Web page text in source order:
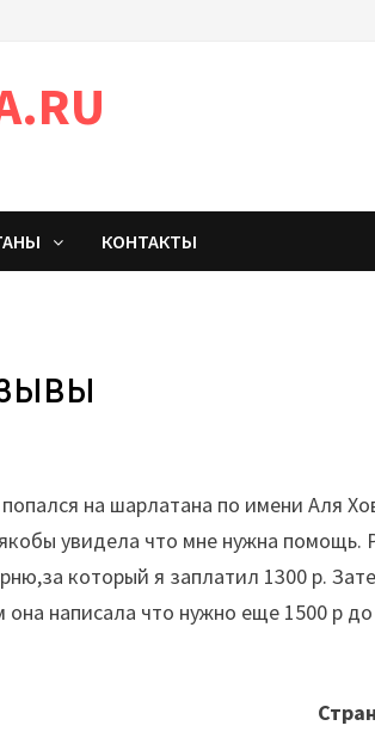
КОНТАКТЫ
на шарлатана по имени Аля
увидела что мне нужна помощь.
который я заплатил 1300 р.
она написала что нужно еще 1500 р